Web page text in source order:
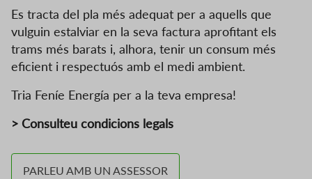
Es tracta del pla més adequat per a aquells que
vulguin estalviar en la seva factura aprofitant els
trams més barats i, alhora, tenir un consum més
eficient i respectuós amb el medi ambient.
Tria Feníe Energía per a la teva empresa!
> Consulteu condicions legals
PARLEU AMB UN ASSESSOR